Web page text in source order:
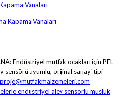
Vanaları
Kapama Vanaları
Endüstriyel mutfak ocakları için PEL
sensörü uyumlu, orijinal sanayi tipi
proje@mutfakmalzemeleri.com